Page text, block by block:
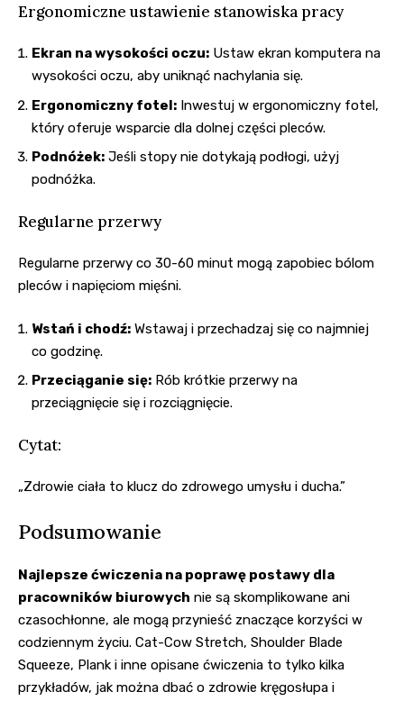
Ergonomiczne ustawienie stanowiska pracy
Ekran na wysokości oczu: Ustaw ekran komputera na
wysokości oczu, aby uniknąć nachylania się.
Ergonomiczny fotel: Inwestuj w ergonomiczny fotel,
który oferuje wsparcie dla dolnej części pleców.
Podnóżek: Jeśli stopy nie dotykają podłogi, użyj
podnóżka.
Regularne przerwy
Regularne przerwy co 30-60 minut mogą zapobiec bólom
pleców i napięciom mięśni.
Wstań i chodź: Wstawaj i przechadzaj się co najmniej
co godzinę.
Przeciąganie się: Rób krótkie przerwy na
przeciągnięcie się i rozciągnięcie.
Cytat:
„Zdrowie ciała to klucz do zdrowego umysłu i ducha.”
Podsumowanie
Najlepsze ćwiczenia na poprawę postawy dla
pracowników biurowych nie są skomplikowane ani
czasochłonne, ale mogą przynieść znaczące korzyści w
codziennym życiu. Cat-Cow Stretch, Shoulder Blade
Squeeze, Plank i inne opisane ćwiczenia to tylko kilka
przykładów, jak można dbać o zdrowie kręgosłupa i